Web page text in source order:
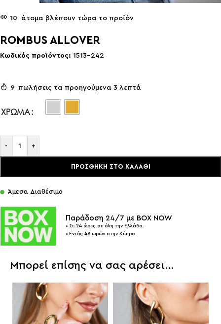
10 άτομα βλέπουν τώρα το προϊόν
ROMBUS ALLOVER
Κωδικός προϊόντος: 1513-242
9 πωλήσεις τα προηγούμενα 3 λεπτά
ΧΡΏΜΑ
- +
ΠΡΟΣΘΉΚΗ ΣΤΟ ΚΑΛΆΘΙ
Άμεσα Διαθέσιμο
Παράδοση 24/7 με BOX NOW
• Σε 24 ώρες σε όλη την Ελλάδα.
• Εντός 48 ωρών στην Κύπρο
Μπορεί επίσης να σας αρέσει…